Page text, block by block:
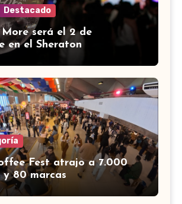
Destacado
será el 2 de
en el Sheraton
Fest atrajo a 7.000
y 80 marcas